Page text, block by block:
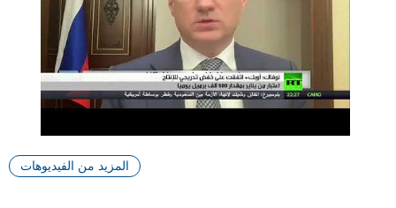
المزيد من الفيديوهات